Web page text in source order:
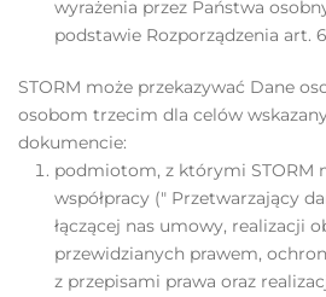
wyrażenia przez Państwa
podstawie Rozporządzenia art.
STORM może przekazywać Dane
osobom trzecim dla celów
dokumencie:
podmiotom, z którymi STORM
współpracy (" Przetwarzający
łączącej nas umowy, realizacji
przewidzianych prawem,
z przepisami prawa oraz